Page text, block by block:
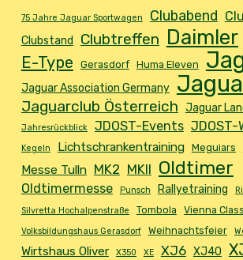
75 Jahre Jaguar Sportwagen Clubabend
Clubstand Clubtreffen Daimler
E-Type Gerasdorf Huma Eleven
Jaguar Association Germany
Jaguarclub Österreich Jaguar
Jahresrückblick JDOST-Events JDOST-
Kegeln
Lichtschrankentraining Meguiars
Messe Tulln MK2 MKII Oldtimer
Oldtimermesse Punsch Rallyetraining
Silvretta Hochalpenstraße
Tombola Vienna
Volksbildungshaus Gerasdorf Weihnachtsfeier
Wirtshaus Oliver X350 XE XJ6 XJ40